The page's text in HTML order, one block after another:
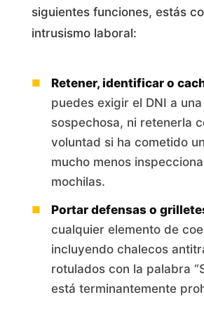
siguientes funciones, estás
intrusismo laboral:
Retener, identificar o
puedes exigir el DNI a
sospechosa, ni retenerla
voluntad si ha cometido
mucho menos
mochilas.
Portar defensas o
cualquier elemento de
incluyendo chalecos
rotulados con la palabra
está terminantemente